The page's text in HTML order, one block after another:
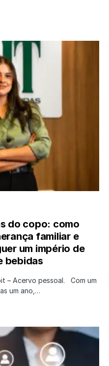
do copo: como
familiar e
um império de
bebidas
– Acervo pessoal. Com um
um ano,…